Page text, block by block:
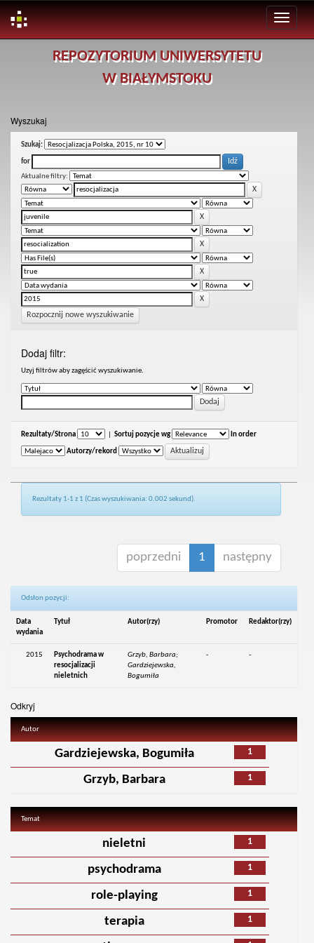
REPOZYTORIUM UNIWERSYTETU
W BIAŁYMSTOKU
Wyszukaj
Szukaj:
for
Aktualne filtry:
Rozpocznij nowe wyszukiwanie
Dodaj filtr:
Uzyj filtrów aby zagęścić wyszukiwanie.
Rezultaty/Strona Sortuj pozycje wg In order
Autorzy/rekord
Rezultaty 1-1 z 1 (Czas wyszukiwania: 0.002 sekund).
poprzedni 1 następny
Odsłon pozycji:
Data
wydania
Tytuł Autor(rzy) Promotor Redaktor(rzy)
2015
Psychodrama w
resocjalizacji
nieletnich
Grzyb, Barbara;
Gardziejewska,
Bogumiła
- -
Odkryj
Autor
1
Gardziejewska, Bogumiła
1
Grzyb, Barbara
Temat
1
nieletni
1
psychodrama
1
role-playing
1
terapia